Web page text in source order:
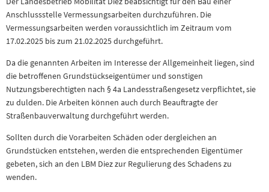
Anschlussstelle Vermessungsarbeiten durchzuführen. Die
Vermessungsarbeiten werden voraussichtlich im Zeitraum vom
17.02.2025 bis zum 21.02.2025 durchgeführt.
Da die genannten Arbeiten im Interesse der Allgemeinheit liegen, sind
die betroffenen Grundstückseigentümer und sonstigen
Nutzungsberechtigten nach § 4a Landesstraßengesetz verpflichtet, sie
zu dulden. Die Arbeiten können auch durch Beauftragte der
Straßenbauverwaltung durchgeführt werden.
Sollten durch die Vorarbeiten Schäden oder dergleichen an
Grundstücken entstehen, werden die entsprechenden Eigentümer
gebeten, sich an den LBM Diez zur Regulierung des Schadens zu
wenden.